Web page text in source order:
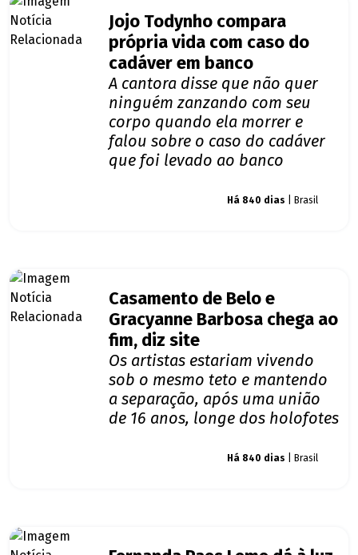
Jojo Todynho compara
própria vida com caso do
cadáver em banco
A cantora disse que não quer
ninguém zanzando com seu
corpo quando ela morrer e
falou sobre o caso do cadáver
que foi levado ao banco
Há 840 dias | Brasil
Casamento de Belo e
Gracyanne Barbosa chega ao
fim, diz site
Os artistas estariam vivendo
sob o mesmo teto e mantendo
a separação, após uma união
de 16 anos, longe dos holofotes
Há 840 dias | Brasil